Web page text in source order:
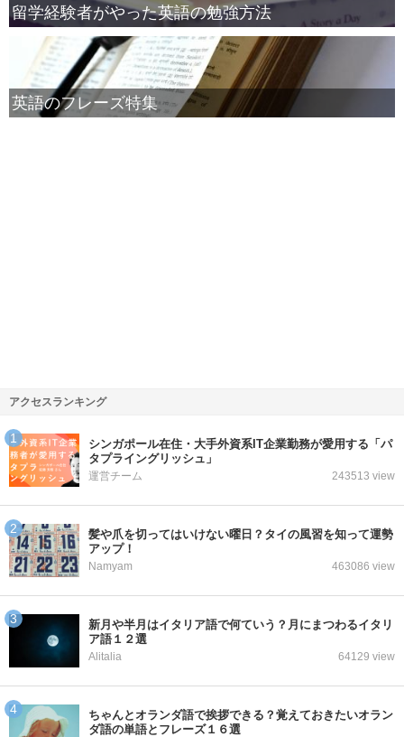
留学経験者がやった英語の勉強方法
英語のフレーズ特集
アクセスランキング
シンガポール在住・大手外資系IT企業勤務が愛用する「パ
タプライングリッシュ」
運営チーム 243513 view
髪や爪を切ってはいけない曜日？タイの風習を知って運勢
アップ！
Namyam 463086 view
新月や半月はイタリア語で何ていう？月にまつわるイタリ
ア語１２選
Alitalia 64129 view
ちゃんとオランダ語で挨拶できる？覚えておきたいオラン
ダ語の単語とフレーズ１６選